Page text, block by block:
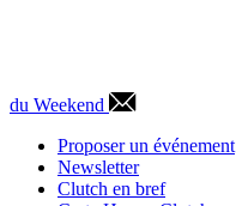
du Weekend
Proposer un événement
Newsletter
Clutch en bref